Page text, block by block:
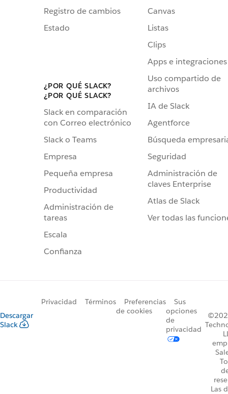
Registro de cambios
Estado
¿POR QUÉ SLACK?
¿POR QUÉ SLACK?
Slack en comparación
con Correo electrónico
Slack o Teams
Empresa
Pequeña empresa
Productividad
Administración de
tareas
Escala
Confianza
Canvas
Listas
Clips
Apps e integraciones
Uso compartido de
archivos
IA de Slack
Agentforce
Búsqueda
Seguridad
Administración de
claves Enterprise
Atlas de Slack
Ver todas las
Descargar
Slack
Privacidad Términos
Preferencias
de cookies
Sus
opciones
de
privacidad
Las